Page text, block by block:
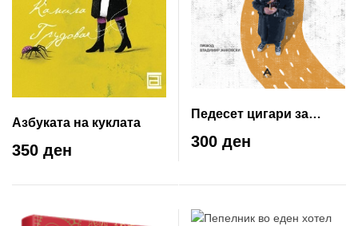
Азбуката на куклата
350 ден
Педесет цигари за
Елена
300 ден